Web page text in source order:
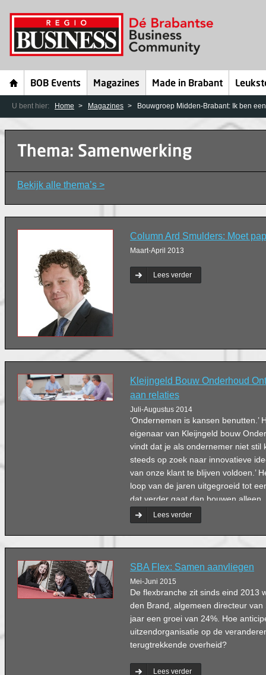
BOB Events Magazines Made in Brabant
U bent hier: Home Magazines Bouwgroep Midden-Brabant: Ik ben
Thema: Samenwerking
Bekijk alle thema’s >
Column Ard Smulders: Moet
Maart-April 2013
Lees verder
Kleijngeld Bouw Onderhoud
aan relaties
Juli-Augustus 2014
‘Ondernemen is kansen benutten.’
eigenaar van Kleijngeld bouw
vindt dat je als ondernemer niet stil
steeds op zoek naar innovatieve
van onze klant te blijven voldoen.’
loop van de jaren uitgegroeid tot
dat verder gaat dan bouwen alleen.
Lees verder
SBA Flex: Samen aanvliegen
Mei-Juni 2015
De flexbranche zit sinds eind 2013
den Brand, algemeen directeur van
jaar een groei van 24%. Hoe
uitzendorganisatie op de
terugtrekkende overheid?
Lees verder